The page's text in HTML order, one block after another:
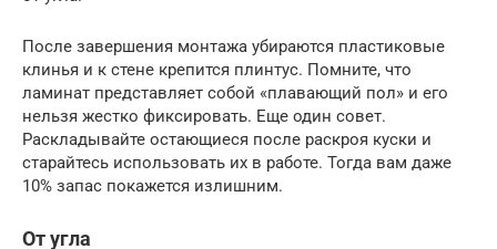
После завершения монтажа убираются пластиковые
клинья и к стене крепится плинтус. Помните, что
ламинат представляет собой «плавающий пол» и его
нельзя жестко фиксировать. Еще один совет.
Раскладывайте остающиеся после раскроя куски и
старайтесь использовать их в работе. Тогда вам даже
10% запас покажется излишним.
От угла